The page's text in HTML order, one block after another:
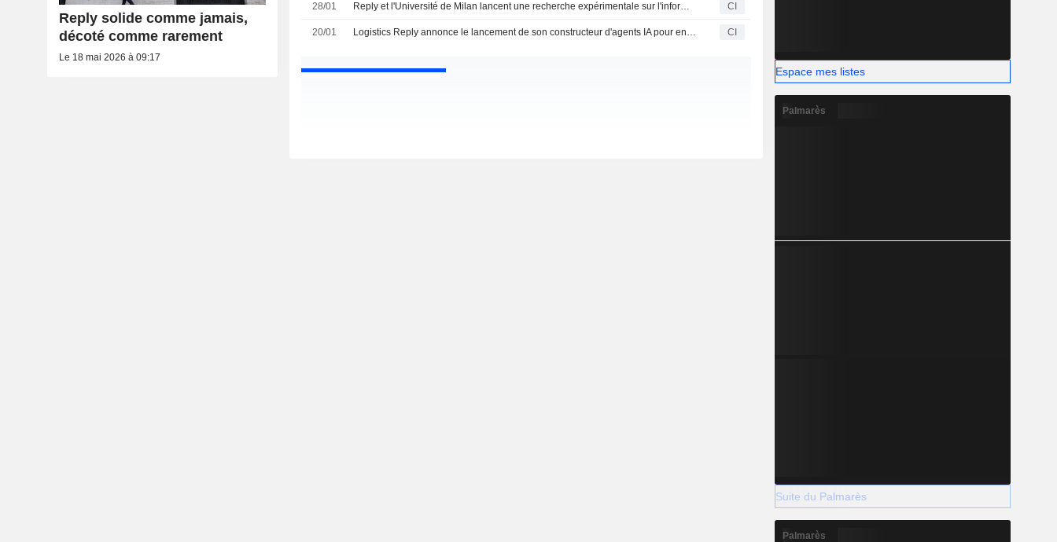
28/01 Reply et l'Université de Milan lancent une recherche expérimentale sur l'informatique biologique basée sur la plateforme Cl1 de Cortical Labs CI
20/01 Logistics Reply annonce le lancement de son constructeur d'agents IA pour entrepôts, GaliLEA Dynamic Intelligence CI
Reply solide comme jamais,
décoté comme rarement
Le 18 mai 2026 à 09:17
Espace mes listes
Palmarès
Suite du Palmarès
Palmarès